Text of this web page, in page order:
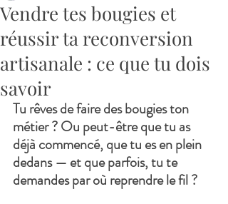
Vendre tes bougies et
réussir ta reconversion
artisanale : ce que tu dois
savoir
Tu rêves de faire des bougies ton
métier ? Ou peut-être que tu as
déjà commencé, que tu es en plein
dedans — et que parfois, tu te
demandes par où reprendre le fil ?